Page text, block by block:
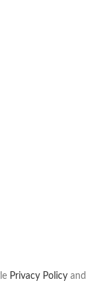
Privacy Policy and